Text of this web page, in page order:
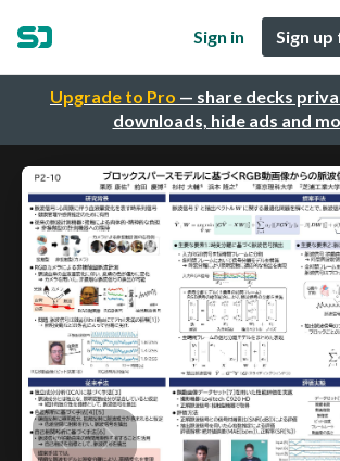
Upgrade to Pro — share decks
downloads, hide ads and
Sign in Sign